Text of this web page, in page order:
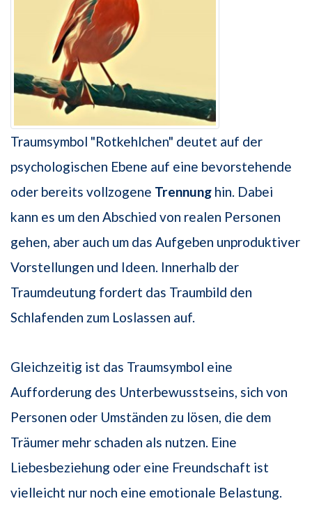
Traumsymbol "Rotkehlchen" deutet auf der
psychologischen Ebene auf eine bevorstehende
oder bereits vollzogene Trennung hin. Dabei
kann es um den Abschied von realen Personen
gehen, aber auch um das Aufgeben unproduktiver
Vorstellungen und Ideen. Innerhalb der
Traumdeutung fordert das Traumbild den
Schlafenden zum Loslassen auf.
Gleichzeitig ist das Traumsymbol eine
Aufforderung des Unterbewusstseins, sich von
Personen oder Umständen zu lösen, die dem
Träumer mehr schaden als nutzen. Eine
Liebesbeziehung oder eine Freundschaft ist
vielleicht nur noch eine emotionale Belastung.